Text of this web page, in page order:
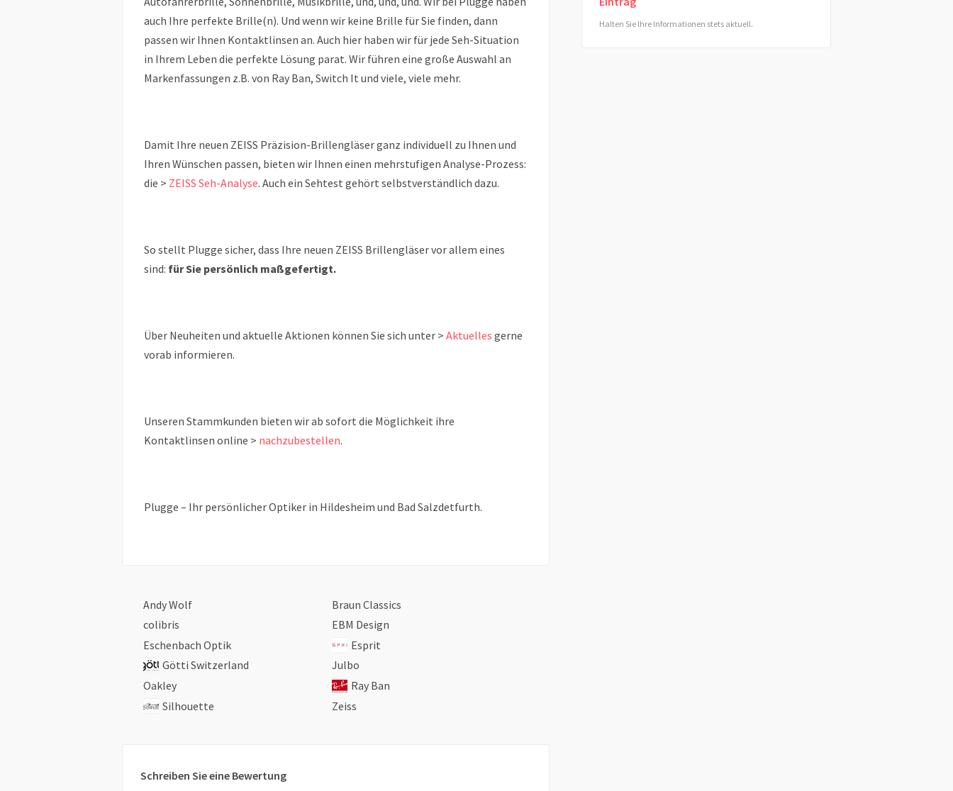
auch Ihre perfekte Brille(n). Und wenn wir keine Brille für Sie finden, dann
passen wir Ihnen Kontaktlinsen an. Auch hier haben wir für jede Seh-Situation
in Ihrem Leben die perfekte Lösung parat. Wir führen eine große Auswahl an
Markenfassungen z.B. von Ray Ban, Switch It und viele, viele mehr.
Damit Ihre neuen ZEISS Präzision-Brillengläser ganz individuell zu Ihnen und
Ihren Wünschen passen, bieten wir Ihnen einen mehrstufigen Analyse-Prozess:
die > ZEISS Seh-Analyse. Auch ein Sehtest gehört selbstverständlich dazu.
So stellt Plugge sicher, dass Ihre neuen ZEISS Brillengläser vor allem eines
sind: für Sie persönlich maßgefertigt.
Über Neuheiten und aktuelle Aktionen können Sie sich unter > Aktuelles gerne
vorab informieren.
Unseren Stammkunden bieten wir ab sofort die Möglichkeit ihre
Kontaktlinsen online > nachzubestellen.
Plugge – Ihr persönlicher Optiker in Hildesheim und Bad Salzdetfurth.
Andy Wolf
Braun Classics
colibris
EBM Design
Eschenbach Optik
Esprit
Götti Switzerland
Julbo
Oakley
Ray Ban
Silhouette
Zeiss
Schreiben Sie eine Bewertung
Halten Sie Ihre Informationen stets aktuell.